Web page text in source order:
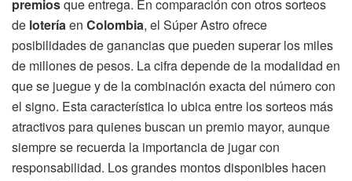
premiosque entrega. En comparación con otros sorteos
de loteríaen Colombia, el Súper Astro ofrece
posibilidades de ganancias que pueden superar los miles
de millones de pesos. La cifra depende de la modalidad en
que se juegue y de la combinación exacta del número con
el signo. Esta característica lo ubica entre los sorteos más
atractivos para quienes buscan un premio mayor, aunque
siempre se recuerda la importancia de jugar con
responsabilidad. Los grandes montos disponibles hacen